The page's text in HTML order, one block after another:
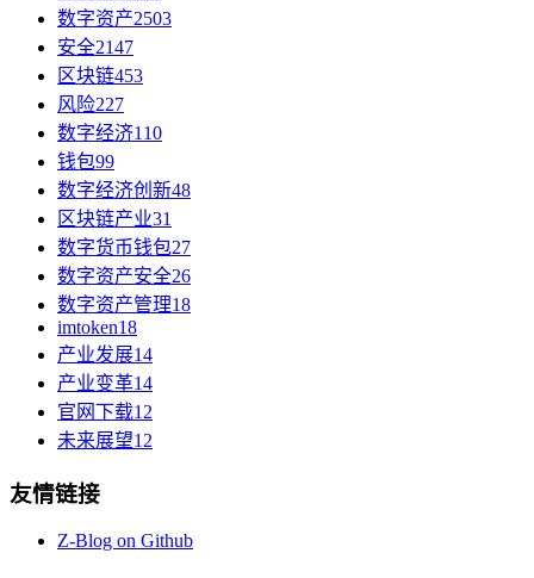
数字资产2503
安全2147
区块链453
风险227
数字经济110
钱包99
数字经济创新48
区块链产业31
数字货币钱包27
数字资产安全26
数字资产管理18
imtoken18
产业发展14
产业变革14
官网下载12
未来展望12
友情链接
Z-Blog on Github